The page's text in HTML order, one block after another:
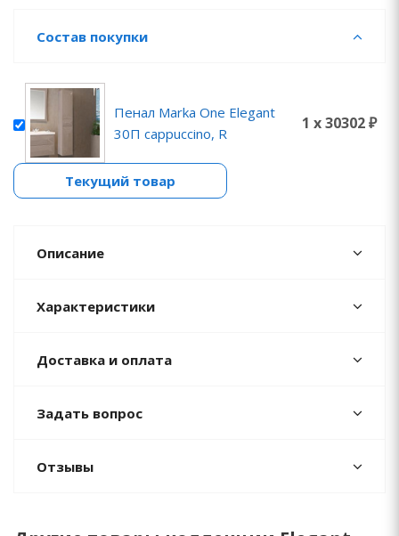
Состав покупки
Пенал Marka One Elegant
30П cappuccino, R
1 x 30302 ₽
Текущий товар
Описание
Характеристики
Доставка и оплата
Задать вопрос
Отзывы